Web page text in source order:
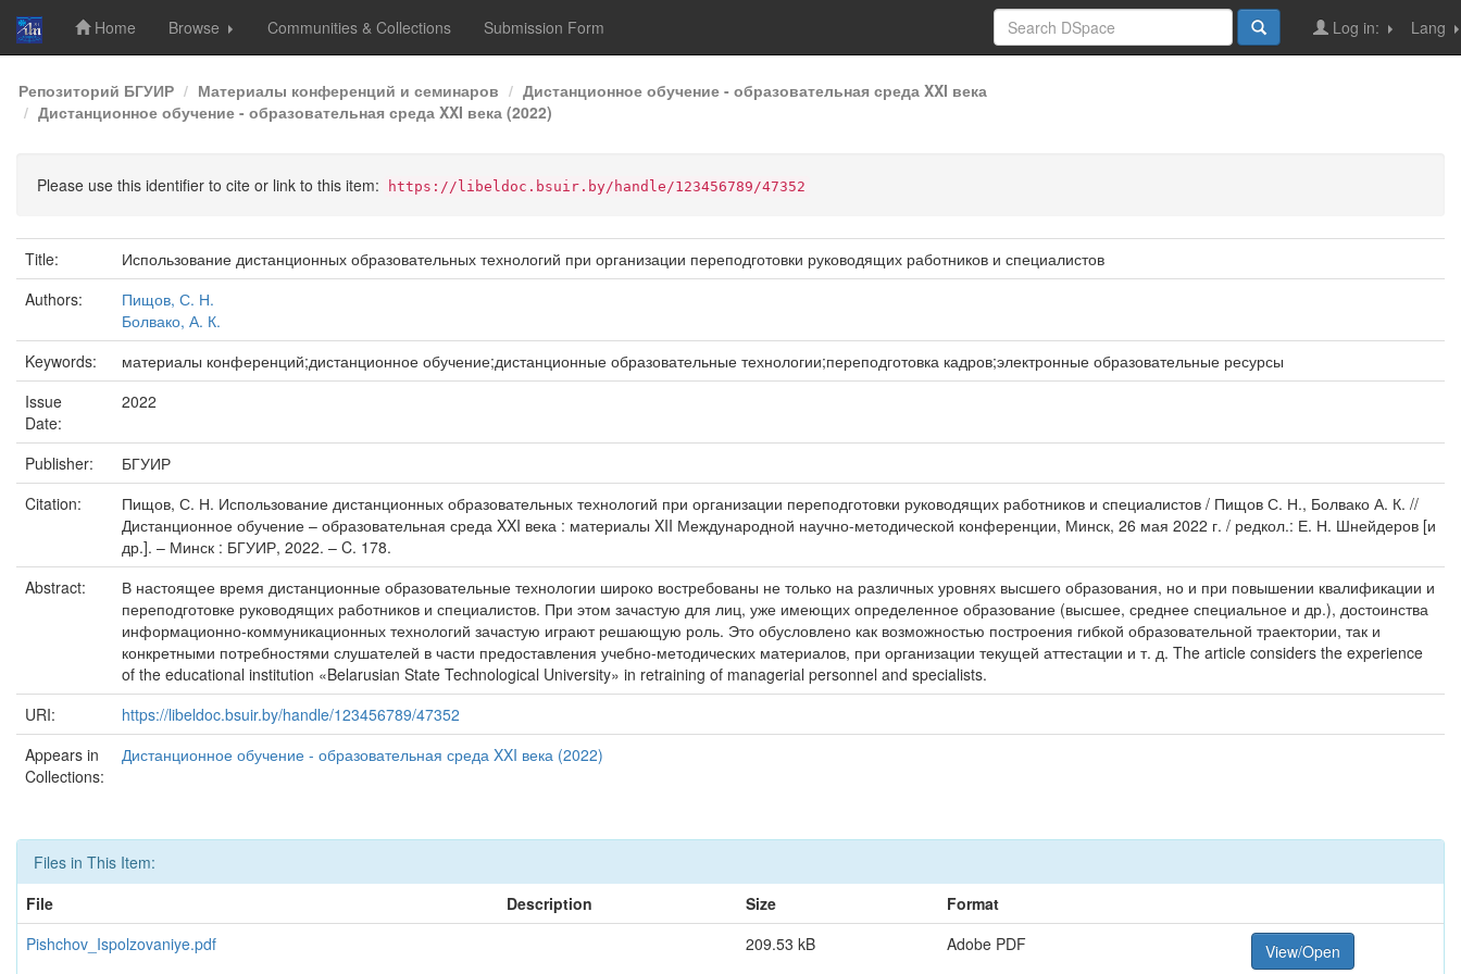
Skip
navigation
Home Browse Communities & Collections Submission Form Lang
Log in:
Репозиторий БГУИР Материалы конференций и семинаров
Дистанционное обучение - образовательная среда XXI века
Дистанционное обучение - образовательная среда XXI века (2022)
Please use this identifier to cite or link to this item: https://libeldoc.bsuir.by/handle/123456789/47352
Title:
Использование дистанционных образовательных технологий при организации переподготовки руководящих работников и специалистов
Authors:
Пищов, С. Н.
Болвако, А. К.
Keywords:
материалы конференций;дистанционное обучение;дистанционные образовательные технологии;переподготовка кадров;электронные образовательные ресурсы
Issue
Date:
2022
Publisher:
БГУИР
Citation:
Пищов, С. Н. Использование дистанционных образовательных технологий при организации переподготовки руководящих работников и специалистов / Пищов С. Н., Болвако А. К. //
Дистанционное обучение – образовательная среда XXI века : материалы XII Международной научно-методической конференции, Минск, 26 мая 2022 г. / редкол.: Е. Н. Шнейдеров [и
др.]. – Минск : БГУИР, 2022. – C. 178.
Abstract:
В настоящее время дистанционные образовательные технологии широко востребованы не только на различных уровнях высшего образования, но и при повышении квалификации и
переподготовке руководящих работников и специалистов. При этом зачастую для лиц, уже имеющих определенное образование (высшее, среднее специальное и др.), достоинства
информационно-коммуникационных технологий зачастую играют решающую роль. Это обусловлено как возможностью построения гибкой образовательной траектории, так и
конкретными потребностями слушателей в части предоставления учебно-методических материалов, при организации текущей аттестации и т. д. The article considers the experience
of the educational institution «Belarusian State Technological University» in retraining of managerial personnel and specialists.
URI:
https://libeldoc.bsuir.by/handle/123456789/47352
Appears in
Collections:
Дистанционное обучение - образовательная среда XXI века (2022)
Files in This Item:
File
Description Size
Format
Pishchov_Ispolzovaniye.pdf
209.53 kB Adobe PDF View/Open